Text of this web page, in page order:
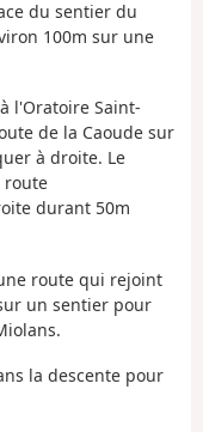
du sentier du
100m sur une
l'Oratoire Saint-
de la Caoude sur
à droite. Le
route
durant 50m
route qui rejoint
un sentier pour
la descente pour